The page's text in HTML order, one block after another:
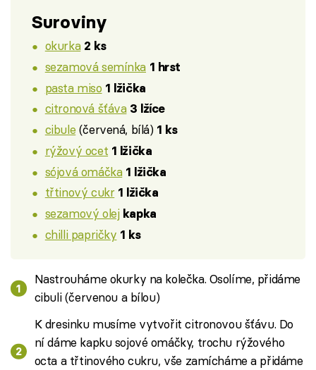
Suroviny
okurka 2 ks
sezamová semínka 1 hrst
pasta miso 1 lžička
citronová šťáva 3 lžíce
cibule (červená, bílá) 1 ks
rýžový ocet 1 lžička
sójová omáčka 1 lžička
třtinový cukr 1 lžička
sezamový olej kapka
chilli papričky 1 ks
Nastrouháme okurky na kolečka. Osolíme, přidáme
cibuli (červenou a bílou)
K dresinku musíme vytvořit citronovou šťávu. Do
ní dáme kapku sojové omáčky, trochu rýžového
octa a třtinového cukru, vše zamícháme a přidáme